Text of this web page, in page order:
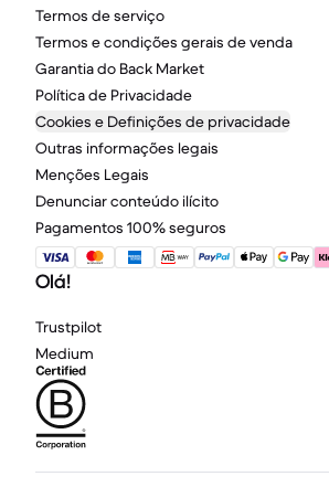
Termos de serviço
Termos e condições gerais de venda
Garantia do Back Market
Política de Privacidade
Cookies e Definições de privacidade
Outras informações legais
Menções Legais
Denunciar conteúdo ilícito
Pagamentos 100% seguros
Olá!
Trustpilot
Medium